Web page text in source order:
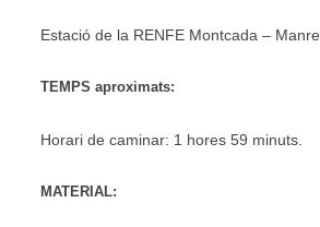
Estació de la RENFE Montcada –
TEMPS aproximats:
Horari de caminar: 1 hores 59 minuts.
MATERIAL: